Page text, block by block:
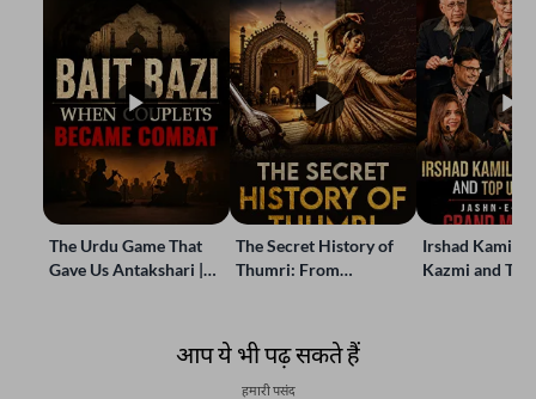
The Urdu Game That
Gave Us Antakshari |
The Secret History of
Thumri: From
Irshad Kamil,
Kazmi and
आप ये भी पढ़ सकते हैं
हमारी पसंद